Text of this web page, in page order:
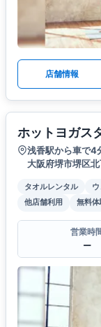
店舗情報
ホットヨガス
浅香駅から車で4
大阪府堺市堺区
タオルレンタル
他店舗利用
無料
営業時
ー